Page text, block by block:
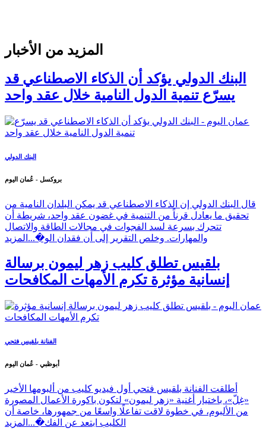
المزيد من الأخبار
البنك الدولي يؤكد أن الذكاء الاصطناعي قد
يسرّع تنمية الدول النامية خلال عقد واحد
البنك الدولي
بروكسل - عُمان اليوم
قال البنك الدولي إن الذكاء الاصطناعي قد يمكن البلدان النامية من
تحقيق ما يعادل قرناً من التنمية في غضون عقد واحد، شريطة أن
تتحرك بسرعة لسد الفجوات في مجالات الطاقة والاتصال
والمهارات. وخلص التقرير إلى أن فقدان الو�... المزيد
بلقيس تطلق كليب زهر ليمون برسالة
إنسانية مؤثرة تكرم الأمهات المكافحات
الفنانة بلقيس فتحي
أبوظبي - عُمان اليوم
أطلقت الفنانة بلقيس فتحي أول فيديو كليب من ألبومها الأخير
«غِلّ»، باختيار أغنية «زهر ليمون» لتكون باكورة الأعمال المصورة
من الألبوم، في خطوة لاقت تفاعلًا واسعًا من جمهورها، خاصة أن
الكليب ابتعد عن الفك�... المزيد